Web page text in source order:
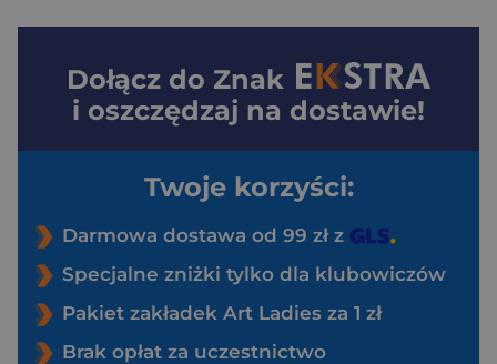
Dołącz do Znak
i oszczędzaj na dostawie!
Twoje korzyści:
Darmowa dostawa od 99 zł z
Specjalne zniżki tylko dla klubowiczów
Pakiet zakładek Art Ladies za 1 zł
Brak opłat za uczestnictwo